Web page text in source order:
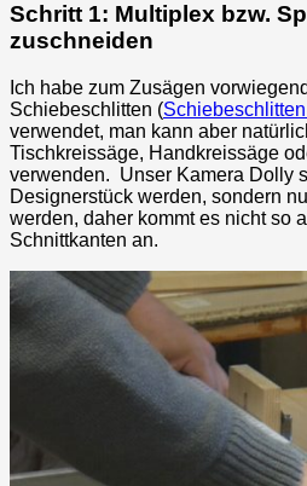
Schritt 1: Multiplex bzw.
zuschneiden
Ich habe zum Zusägen
Schiebeschlitten (
verwendet, man kann aber
Tischkreissäge, Handkreissäge
verwenden. Unser Kamera Dolly
Designerstück werden, sondern
werden, daher kommt es nicht so
Schnittkanten an.